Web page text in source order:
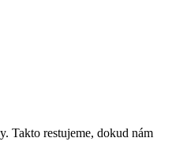
Takto restujeme, dokud nám